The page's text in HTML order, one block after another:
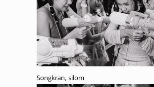
Songkran, silom